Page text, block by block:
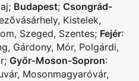
; Budapest; Csongrád-
, Kistelek,
, Szeged, Szentes; Fejér:
, Gárdony, Mór, Polgárdi,
; Győr-Moson-Sopron:
, Mosonmagyaróvár,